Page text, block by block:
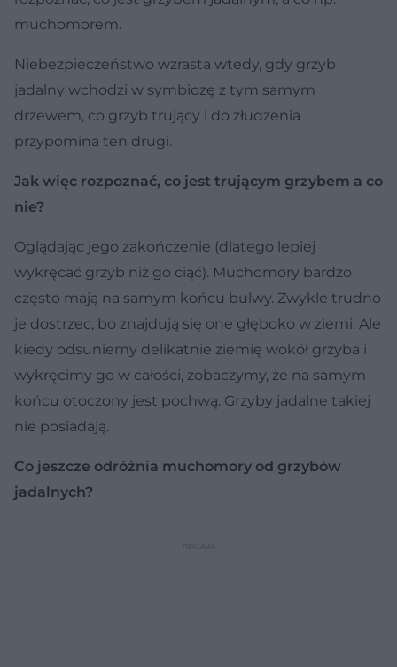
muchomorem.
Niebezpieczeństwo wzrasta wtedy, gdy grzyb
jadalny wchodzi w symbiozę z tym samym
drzewem, co grzyb trujący i do złudzenia
przypomina ten drugi.
Jak więc rozpoznać, co jest trującym grzybem a co
nie?
Oglądając jego zakończenie (dlatego lepiej
wykręcać grzyb niż go ciąć). Muchomory bardzo
często mają na samym końcu bulwy. Zwykle trudno
je dostrzec, bo znajdują się one głęboko w ziemi. Ale
kiedy odsuniemy delikatnie ziemię wokół grzyba i
wykręcimy go w całości, zobaczymy, że na samym
końcu otoczony jest pochwą. Grzyby jadalne takiej
nie posiadają.
Co jeszcze odróżnia muchomory od grzybów
jadalnych?